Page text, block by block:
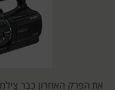
את הפרק האחרון כבר